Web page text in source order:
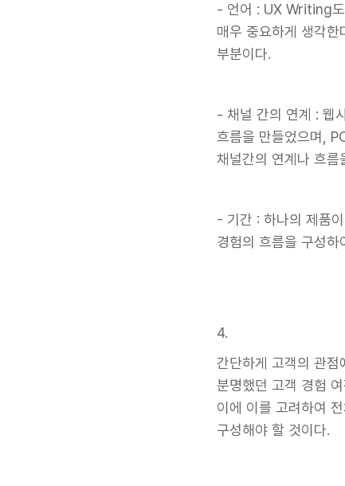
- 언어 : UX Writing도
매우 중요하게 생각한
부분이다.
- 채널 간의 연계 : 웹
흐름을 만들었으며,
채널간의 연계나 흐름
- 기간 : 하나의 제품
경험의 흐름을 구성하
4.
간단하게 고객의 관
분명했던 고객 경험
이에 이를 고려하여
구성해야 할 것이다.